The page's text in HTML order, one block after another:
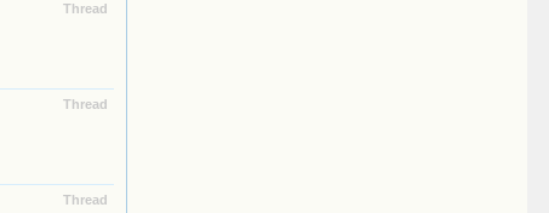
Thread
Thread
Thread